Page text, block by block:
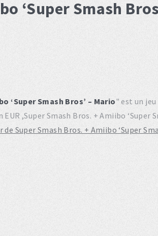
‘Super Smash
‘Super Smash Bros’ – Mario" est un
,Super Smash Bros. + Amiibo ‘Super
Super Smash Bros. + Amiibo ‘Super